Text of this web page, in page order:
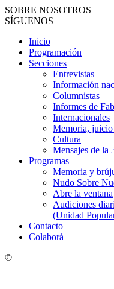
SOBRE NOSOTROS
SÍGUENOS
Inicio
Programación
Secciones
Entrevistas
Información
Columnistas
Informes de
Internacionales
Memoria,
Cultura
Mensajes de la
Programas
Memoria y
Nudo Sobre
Abre la ventana
Audiciones
(Unidad
Contacto
Colaborá
©